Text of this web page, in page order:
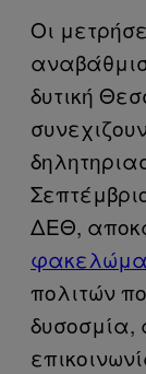
Οι
δυτική
ΔΕΘ,
πολιτών
δυσοσμία,